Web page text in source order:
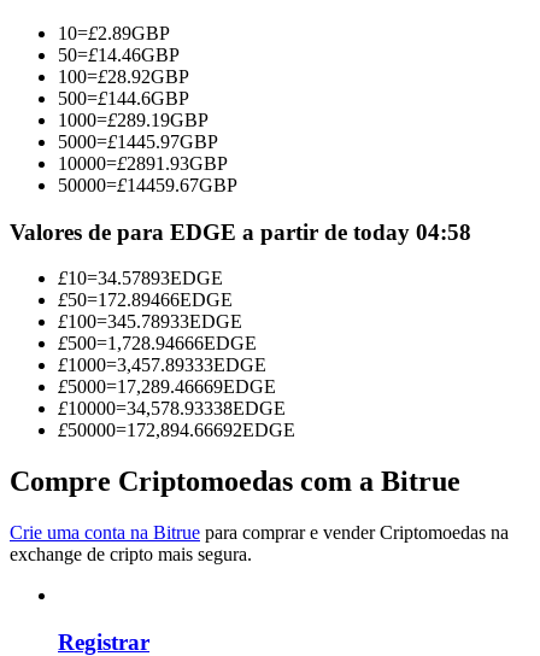
Torne-se um Trader de Cópias
Desfrute da partilha de lucros e comissões de copy trading
Informação
Análise de big data, incluindo informações comerciais, etc.
10=£2.89GBP
50=£14.46GBP
100=£28.92GBP
500=£144.6GBP
1000=£289.19GBP
5000=£1445.97GBP
10000=£2891.93GBP
50000=£14459.67GBP
Valores de para EDGE a partir de today 04:58
£10=34.57893EDGE
£50=172.89466EDGE
£100=345.78933EDGE
£500=1,728.94666EDGE
£1000=3,457.89333EDGE
£5000=17,289.46669EDGE
£10000=34,578.93338EDGE
£50000=172,894.66692EDGE
Compre Criptomoedas com a Bitrue
Crie uma conta na Bitrue para comprar e vender Criptomoedas na
exchange de cripto mais segura.
Registrar